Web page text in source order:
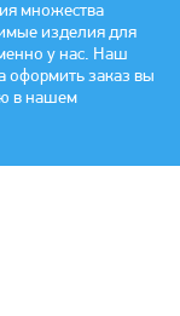
множества
изделия для
у нас. Наш
оформить заказ вы
в нашем